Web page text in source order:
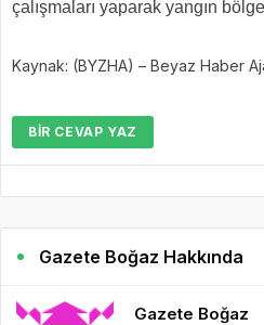
çalışmaları yaparak yangın
Kaynak: (BYZHA) – Beyaz Haber
BIR CEVAP YAZ
Gazete Boğaz Hakkında
Gazete Boğaz